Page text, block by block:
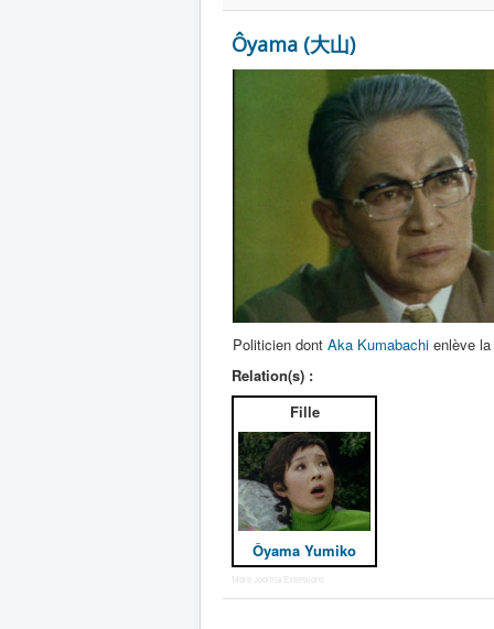
Ôyama (大山)
Politicien dont Aka Kumabachi enlève
Relation(s) :
Fille
Ôyama Yumiko
More Joomla Extensions